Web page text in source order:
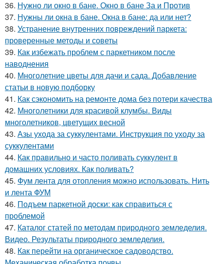
36. Нужно ли окно в бане. Окно в бане За и Против
37. Нужны ли окна в бане. Окна в бане: да или нет?
38. Устранение внутренних повреждений паркета:
проверенные методы и советы
39. Как избежать проблем с паркетником после
наводнения
40. Многолетние цветы для дачи и сада. Добавление
статьи в новую подборку
41. Как сэкономить на ремонте дома без потери качества
42. Многолетники для красивой клумбы. Виды
многолетников, цветущих весной
43. Азы ухода за суккулентами. Инструкция по уходу за
суккулентами
44. Как правильно и часто поливать суккулент в
домашних условиях. Как поливать?
45. Фум лента для отопления можно использовать. Нить
и лента ФУМ
46. Подъем паркетной доски: как справиться с
проблемой
47. Каталог статей по методам природного земледелия.
Видео. Результаты природного земледелия.
48. Как перейти на органическое садоводство.